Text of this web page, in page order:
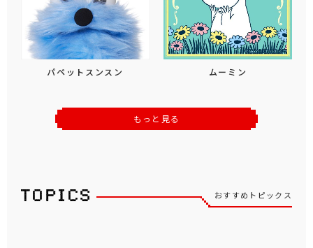
パペットスンスン ムーミン
もっと見る
おすすめトピックス